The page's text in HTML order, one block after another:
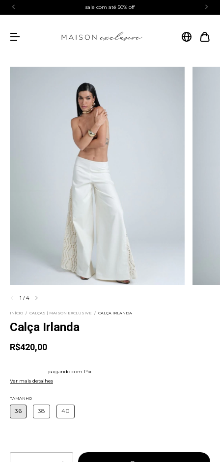
sale com até 50% off
1 /4
INÍCIO / CALÇAS | MAISON EXCLUSIVE / CALÇA IRLANDA
Calça Irlanda
R$420,00
pagando com Pix
Ver mais detalhes
TAMANHO
36 38 40